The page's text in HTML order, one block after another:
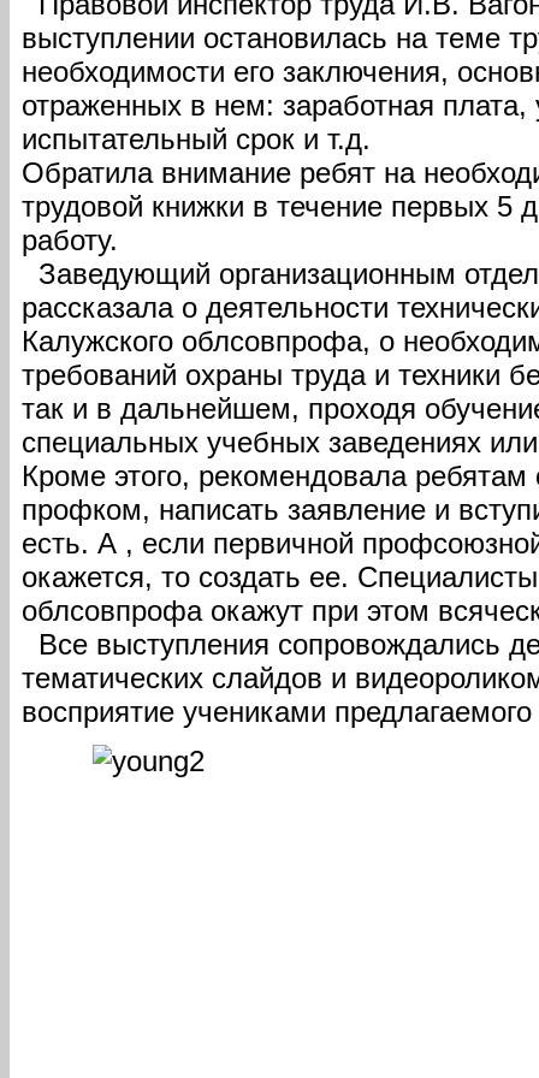
выступлении остановилась на теме
необходимости его заключения,
отраженных в нем: заработная плата,
испытательный срок и т.д.
Обратила внимание ребят на
трудовой книжки в течение первых 5
работу.
Заведующий организационным
рассказала о деятельности
Калужского облсовпрофа, о
требований охраны труда и техники
так и в дальнейшем, проходя
специальных учебных заведениях
Кроме этого, рекомендовала ребятам
профком, написать заявление и
есть. А , если первичной
окажется, то создать ее.
облсовпрофа окажут при этом
Все выступления сопровождались
тематических слайдов и
восприятие учениками